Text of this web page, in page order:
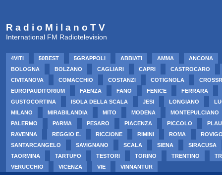
R a d i o M i l a n o T V
International FM Radiotelevision
4VITI 50BEST 5GRAPPOLI ABBIATI AMMA
ANCONA
BOLOGNA
BOLZANO CAGLIARI CAPRI
CASTROCARO
CIVITANOVA
COMACCHIO COSTANZI COTIGNOLA
EUROPAUDITORIUM
FAENZA FANO FENICE
FERRARA
GUSTOCORTINA
ISOLA DELLA SCALA JESI LONGIANO
MILANO
MIRABILANDIA MITO MODENA
MONTEPULCIANO
PALERMO
PARMA PESARO PIACENZA PICCOLO
RAVENNA
REGGIO E. RICCIONE RIMINI ROMA
SANTARCANGELO
SAVIGNANO SCALA SIENA
SIRACUSA
TAORMINA
TARTUFO TESTORI TORINO TRENTINO
VERUCCHIO
VICENZA VIE VINNANTUR